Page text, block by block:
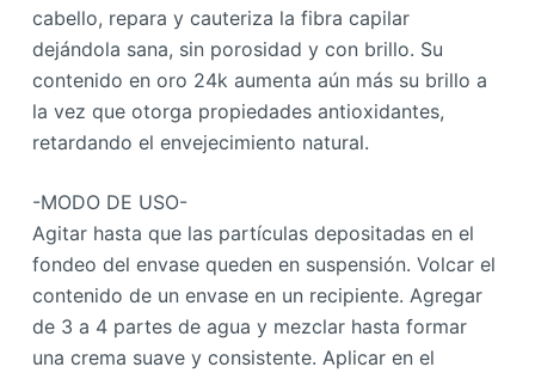
cabello, repara y cauteriza la fibra capilar
dejándola sana, sin porosidad y con brillo. Su
contenido en oro 24k aumenta aún más su brillo a
la vez que otorga propiedades antioxidantes,
retardando el envejecimiento natural.
-MODO DE USO-
Agitar hasta que las partículas depositadas en el
fondeo del envase queden en suspensión. Volcar el
contenido de un envase en un recipiente. Agregar
de 3 a 4 partes de agua y mezclar hasta formar
una crema suave y consistente. Aplicar en el